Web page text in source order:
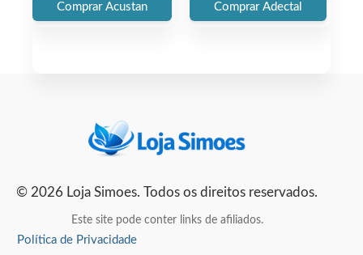
was:
is:
Comprar Acustan
was:
is:
Comprar Adectal
© 2026 Loja Simoes. Todos os direitos reservados.
Este site pode conter links de afiliados.
Política de Privacidade